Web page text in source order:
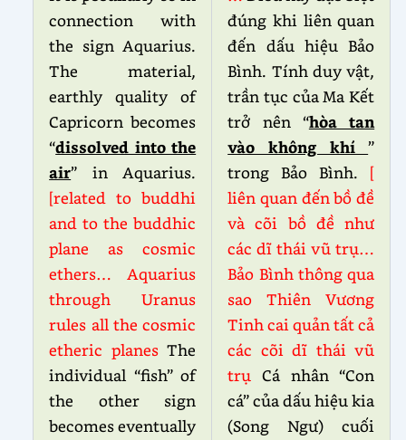
connection with
the sign Aquarius.
The material,
earthly quality of
Capricorn becomes
“dissolved into the
air” in Aquarius.
[related to buddhi
and to the buddhic
plane as cosmic
ethers… Aquarius
through Uranus
rules all the cosmic
etheric planesThe
individual “fish” of
the other sign
becomes eventually
đúng khi liên quan
đến dấu hiệu Bảo
Bình. Tính duy vật,
trần tục của Ma Kết
trở nên “hòa tan
vào không khí”
trong Bảo Bình. [
liên quan đến bồ đề
và cõi bồ đề như
các dĩ thái vũ trụ…
Bảo Bình thông qua
sao Thiên Vương
Tinh cai quản tất cả
các cõi dĩ thái vũ
trụ Cá nhân “Con
cá” của dấu hiệu kia
(Song Ngư) cuối